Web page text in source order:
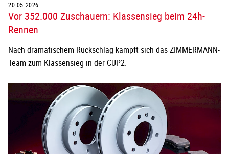
20.05.2026
Vor 352.000 Zuschauern: Klassensieg beim 24h-
Rennen
Nach dramatischem Rückschlag kämpft sich das ZIMMERMANN-
Team zum Klassensieg in der CUP2.